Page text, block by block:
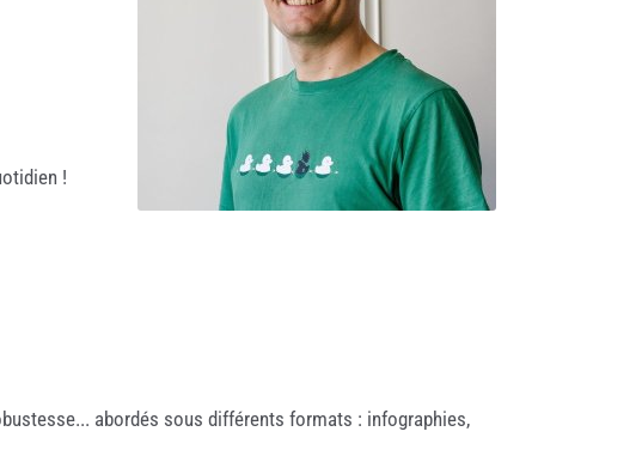
!
abordés sous différents formats : infographies,